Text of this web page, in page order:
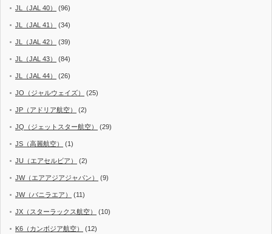
JL（JAL 40） (96)
JL（JAL 41） (34)
JL（JAL 42） (39)
JL（JAL 43） (84)
JL（JAL 44） (26)
JO（ジャルウェイズ） (25)
JP（アドリア航空） (2)
JQ（ジェットスター航空） (29)
JS（高麗航空） (1)
JU（エアセルビア） (2)
JW（エアアジアジャパン） (9)
JW（バニラエア） (11)
JX（スターラックス航空） (10)
K6（カンボジア航空） (12)